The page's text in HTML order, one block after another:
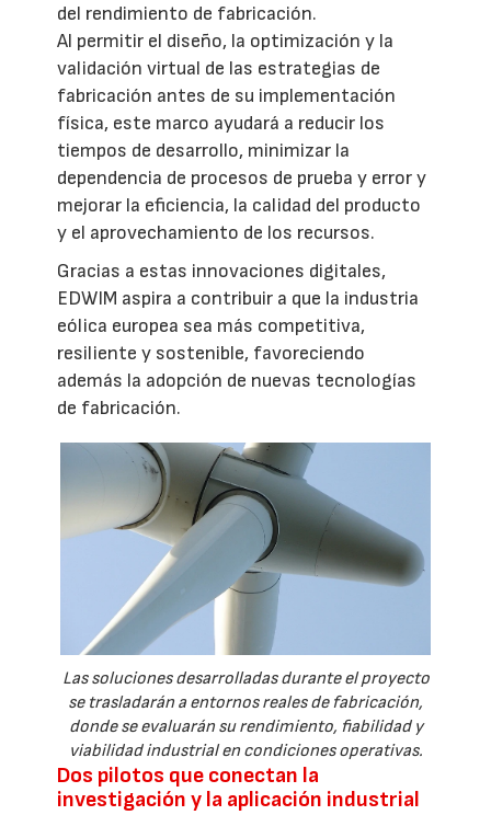
del rendimiento de fabricación.
Al permitir el diseño, la optimización y la
validación virtual de las estrategias de
fabricación antes de su implementación
física, este marco ayudará a reducir los
tiempos de desarrollo, minimizar la
dependencia de procesos de prueba y error y
mejorar la eficiencia, la calidad del producto
y el aprovechamiento de los recursos.
Gracias a estas innovaciones digitales,
EDWIM aspira a contribuir a que la industria
eólica europea sea más competitiva,
resiliente y sostenible, favoreciendo
además la adopción de nuevas tecnologías
de fabricación.
Las soluciones desarrolladas durante el proyecto
se trasladarán a entornos reales de fabricación,
donde se evaluarán su rendimiento, fiabilidad y
viabilidad industrial en condiciones operativas.
Dos pilotos que conectan la
investigación y la aplicación industrial